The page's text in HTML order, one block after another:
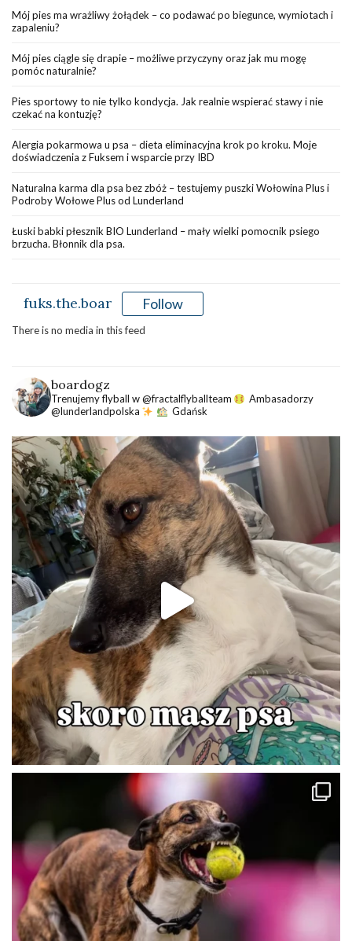
Mój pies ma wrażliwy żołądek – co podawać po biegunce, wymiotach i
zapaleniu?
Mój pies ciągle się drapie – możliwe przyczyny oraz jak mu mogę
pomóc naturalnie?
Pies sportowy to nie tylko kondycja. Jak realnie wspierać stawy i nie
czekać na kontuzję?
Alergia pokarmowa u psa – dieta eliminacyjna krok po kroku. Moje
doświadczenia z Fuksem i wsparcie przy IBD
Naturalna karma dla psa bez zbóż – testujemy puszki Wołowina Plus i
Podroby Wołowe Plus od Lunderland
Łuski babki płesznik BIO Lunderland – mały wielki pomocnik psiego
brzucha. Błonnik dla psa.
fuks.the.boar Follow
There is no media in this feed
boardogz
Trenujemy flyball w @fractalflyballteam
Ambasadorzy
@lunderlandpolska
Gdańsk